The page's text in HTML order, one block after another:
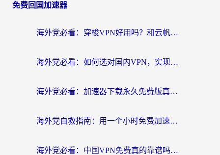
免费回国加速器
海外党必看：穿梭VPN好用吗？和云帆VPN对比哪个回国效果更好？附真实测评+避坑指南
海外党必看：如何选对国内VPN，实现无缝访问国内资源？
海外党必看：加速器下载永久免费版真的存在吗？教你无缝访问国内资源的正确姿势
海外党自救指南：用一个小时免费加速器，轻松打破国内资源访问壁垒？
海外党必看：中国VPN免费真的靠谱吗？手把手教你选对回国加速器